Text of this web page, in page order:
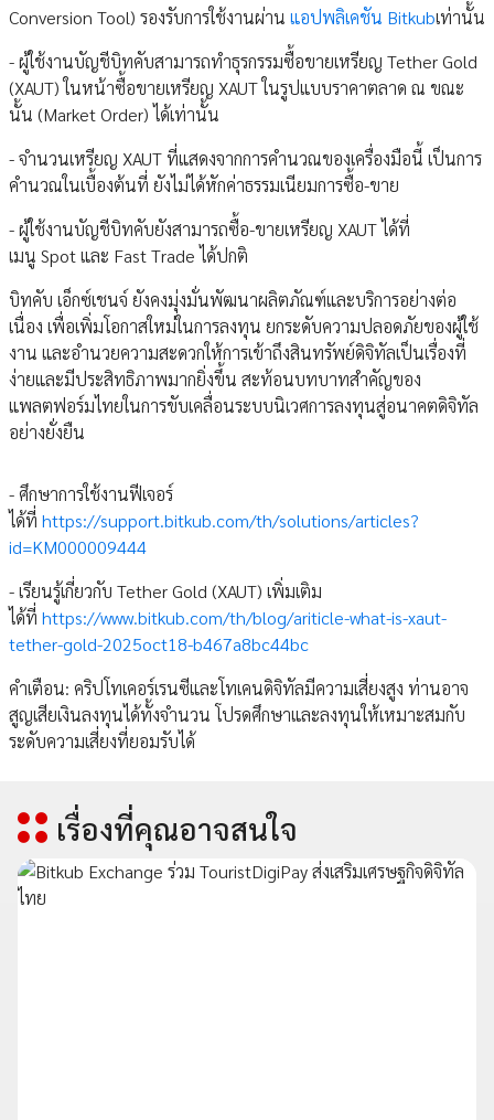
Conversion Tool) รองรับการใช้งานผ่าน แอปพลิเคชัน Bitkubเท่านั้น
- ผู้ใช้งานบัญชีบิทคับสามารถทำธุรกรรมซื้อขายเหรียญ Tether Gold
(XAUT) ในหน้าซื้อขายเหรียญ XAUT ในรูปแบบราคาตลาด ณ ขณะ
นั้น (Market Order) ได้เท่านั้น
- จำนวนเหรียญ XAUT ที่แสดงจากการคำนวณของเครื่องมือนี้ เป็นการ
คำนวณในเบื้องต้นที่ ยังไม่ได้หักค่าธรรมเนียมการซื้อ-ขาย
- ผู้ใช้งานบัญชีบิทคับยังสามารถซื้อ-ขายเหรียญ XAUT ได้ที่
เมนู Spot และ Fast Trade ได้ปกติ
บิทคับ เอ็กซ์เชนจ์ ยังคงมุ่งมั่นพัฒนาผลิตภัณฑ์และบริการอย่างต่อ
เนื่อง เพื่อเพิ่มโอกาสใหม่ในการลงทุน ยกระดับความปลอดภัยของผู้ใช้
งาน และอำนวยความสะดวกให้การเข้าถึงสินทรัพย์ดิจิทัลเป็นเรื่องที่
ง่ายและมีประสิทธิภาพมากยิ่งขึ้น สะท้อนบทบาทสำคัญของ
แพลตฟอร์มไทยในการขับเคลื่อนระบบนิเวศการลงทุนสู่อนาคตดิจิทัล
อย่างยั่งยืน
- ศึกษาการใช้งานฟีเจอร์
ได้ที่ https://support.bitkub.com/th/solutions/articles?
id=KM000009444
- เรียนรู้เกี่ยวกับ Tether Gold (XAUT) เพิ่มเติม
ได้ที่ https://www.bitkub.com/th/blog/ariticle-what-is-xaut-
tether-gold-2025oct18-b467a8bc44bc
คำเตือน: คริปโทเคอร์เรนซีและโทเคนดิจิทัลมีความเสี่ยงสูง ท่านอาจ
สูญเสียเงินลงทุนได้ทั้งจำนวน โปรดศึกษาและลงทุนให้เหมาะสมกับ
ระดับความเสี่ยงที่ยอมรับได้
เรื่องที่คุณอาจสนใจ